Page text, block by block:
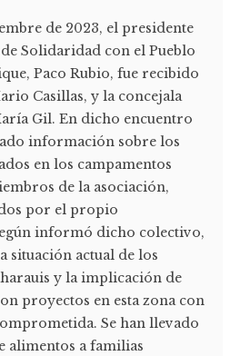
de 2023, el presidente
Solidaridad con el Pueblo
Paco Rubio, fue recibido
Casillas, y la concejala
Gil. En dicho encuentro
información sobre los
en los campamentos
de la asociación,
por el propio
informó dicho colectivo,
situación actual de los
y la implicación de
proyectos en esta zona con
Se han llevado
alimentos a familias